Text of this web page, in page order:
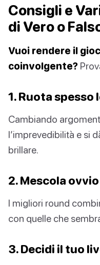
Consigli e
di Vero o
Vuoi rendere il
coinvolgente?
1. Ruota spesso
Cambiando
l’imprevedibilità e si
brillare.
2. Mescola
I migliori round
con quelle che
3. Decidi il tuo